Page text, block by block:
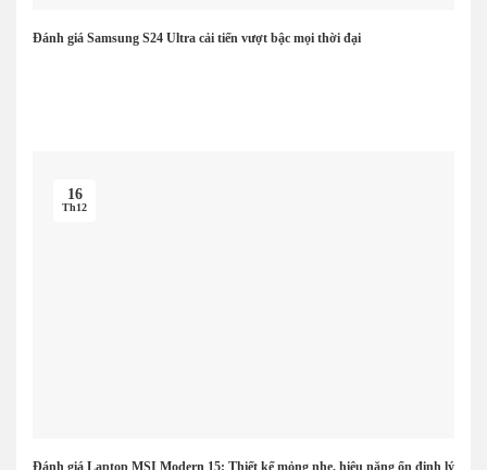
Đánh giá Samsung S24 Ultra cải tiến vượt bậc mọi thời đại
Đánh giá Laptop MSI Modern 15: Thiết kế mỏng nhẹ, hiệu năng ổn định lý
16
Th12